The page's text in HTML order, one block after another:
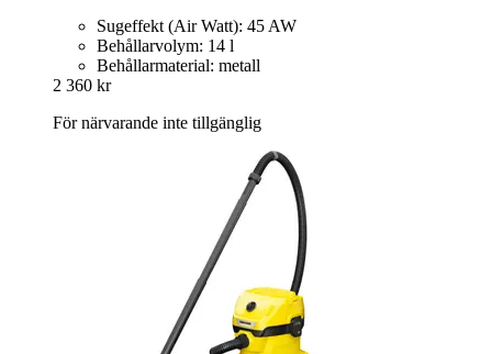
Sugeffekt (Air Watt): 45 AW
Behållarvolym: 14 l
Behållarmaterial: metall
2 360 kr
För närvarande inte tillgänglig